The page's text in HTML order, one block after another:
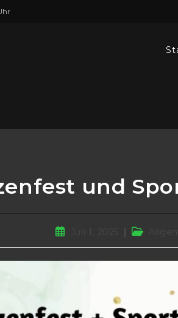
und
Beitrag
Beitrags-